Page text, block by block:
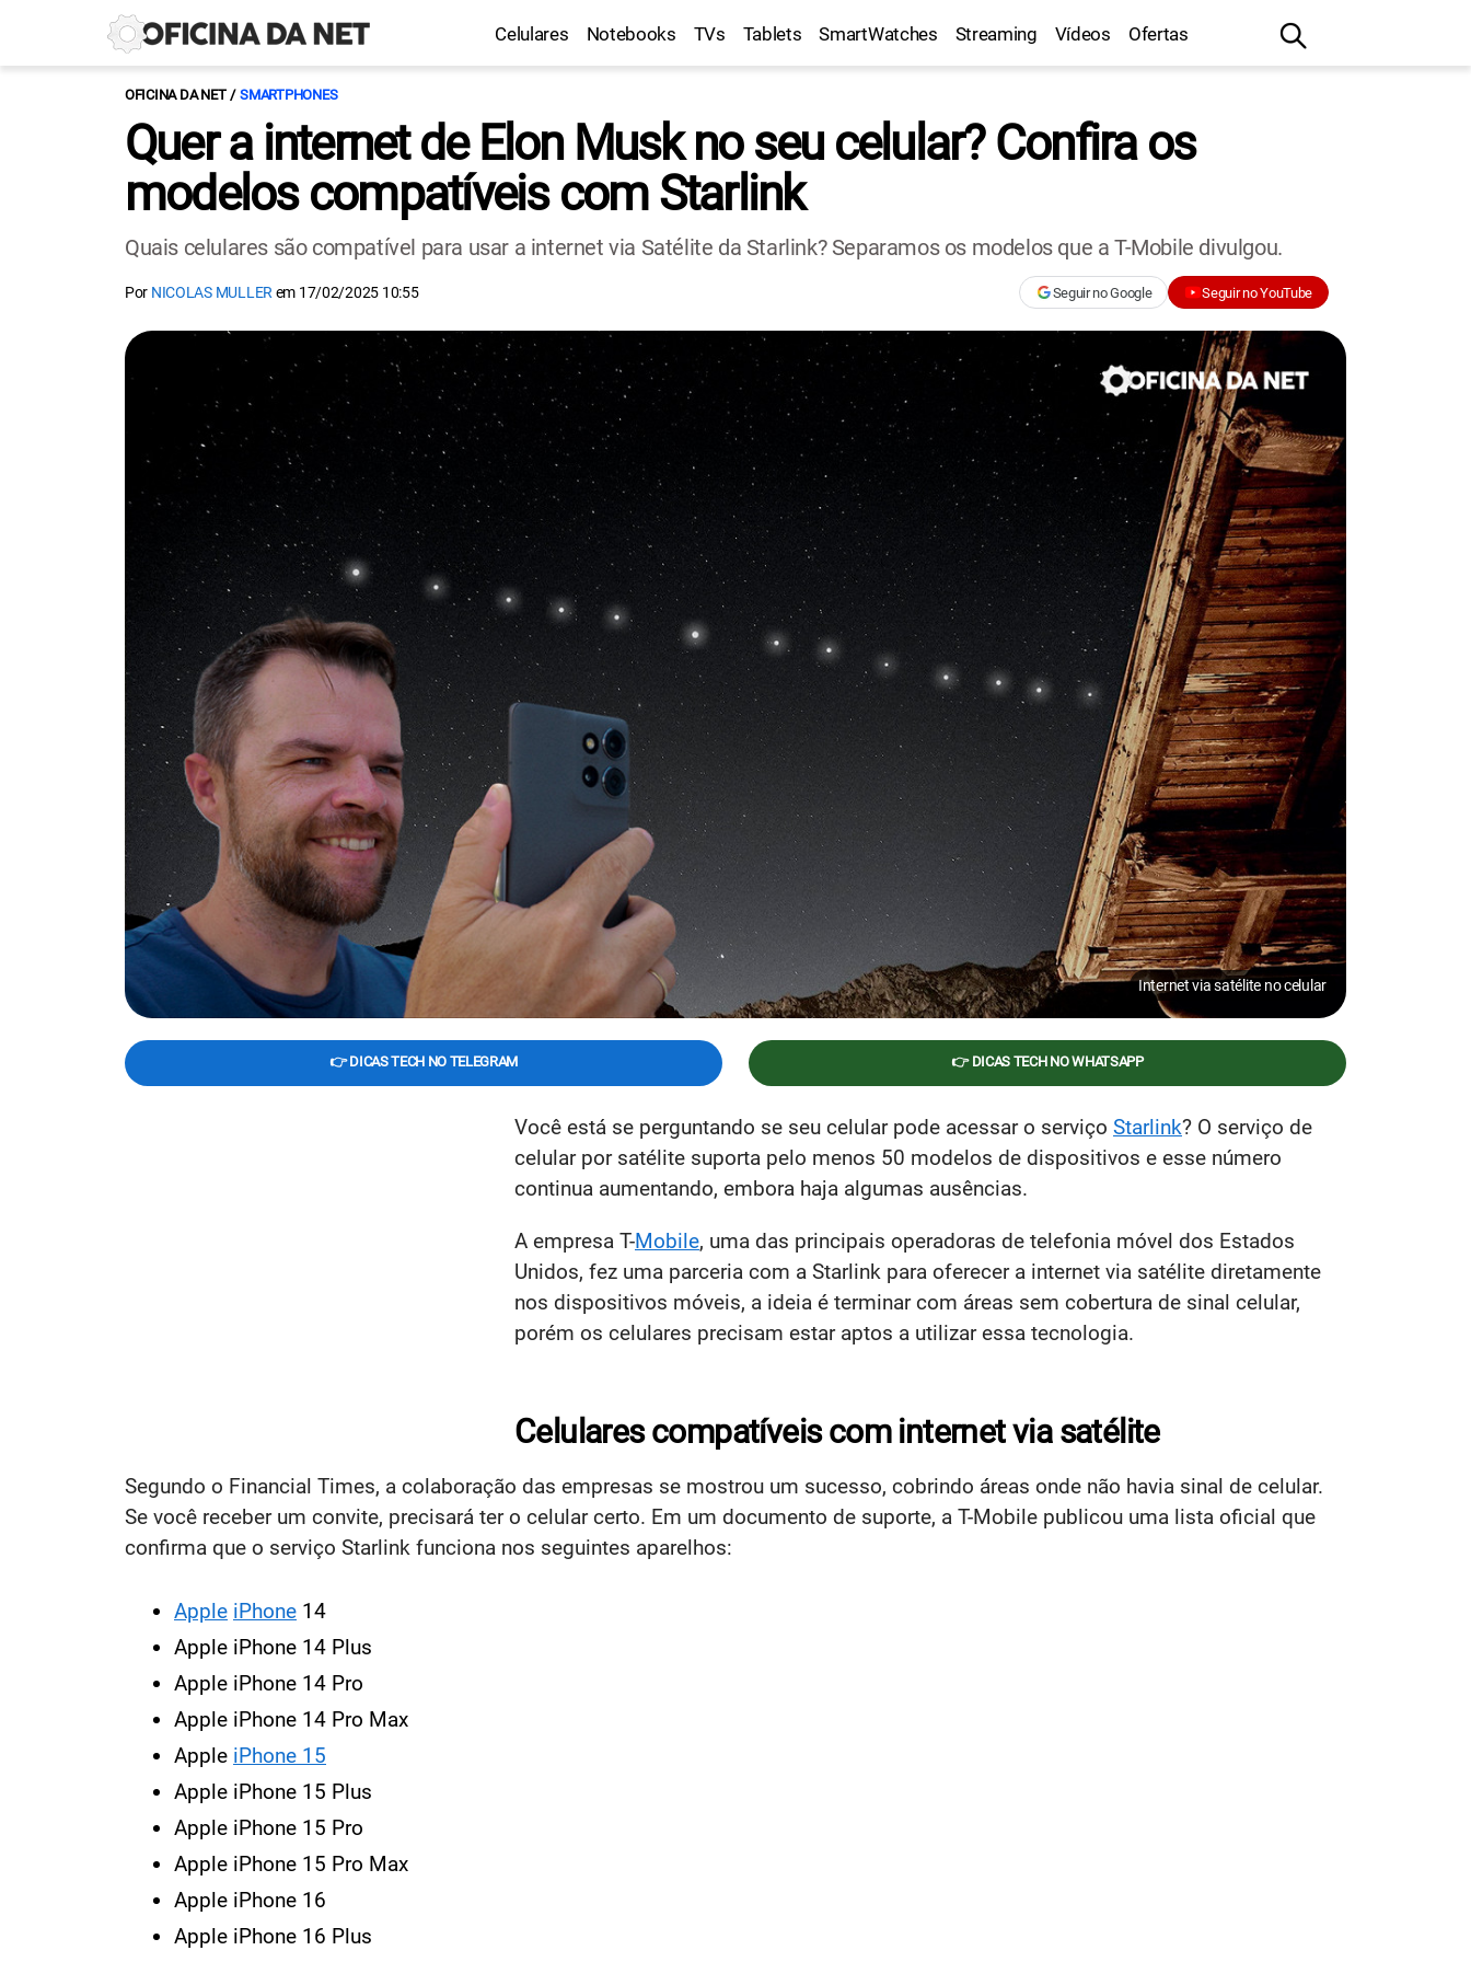
Celulares Notebooks TVs Tablets SmartWatches Streaming Vídeos Ofertas
OFICINA DA NET SMARTPHONES
Quer a internet de Elon Musk no seu celular? Confira os
modelos compatíveis com Starlink
Quais celulares são compatível para usar a internet via Satélite da Starlink? Separamos os modelos que a T-Mobile divulgou.
Por NICOLAS MULLER em 17/02/2025 10:55 Seguir no Google Seguir no YouTube
Internet via satélite no celular
👉 DICAS TECH NO TELEGRAM 👉 DICAS TECH NO WHATSAPP
Você está se perguntando se seu celular pode acessar o serviço Starlink? O serviço de
celular por satélite suporta pelo menos 50 modelos de dispositivos e esse número
continua aumentando, embora haja algumas ausências.
A empresa T-Mobile, uma das principais operadoras de telefonia móvel dos Estados
Unidos, fez uma parceria com a Starlink para oferecer a internet via satélite diretamente
nos dispositivos móveis, a ideia é terminar com áreas sem cobertura de sinal celular,
porém os celulares precisam estar aptos a utilizar essa tecnologia.
Celulares compatíveis com internet via satélite
Segundo o Financial Times, a colaboração das empresas se mostrou um sucesso, cobrindo áreas onde não havia sinal de celular.
Se você receber um convite, precisará ter o celular certo. Em um documento de suporte, a T-Mobile publicou uma lista oficial que
confirma que o serviço Starlink funciona nos seguintes aparelhos:
Apple iPhone 14
Apple iPhone 14 Plus
Apple iPhone 14 Pro
Apple iPhone 14 Pro Max
Apple iPhone 15
Apple iPhone 15 Plus
Apple iPhone 15 Pro
Apple iPhone 15 Pro Max
Apple iPhone 16
Apple iPhone 16 Plus